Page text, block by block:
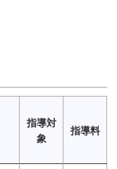
指導対
象
指導料